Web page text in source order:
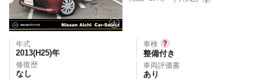
年式
2013(H25)年
修復歴
なし
車検
整備付き
車両評価書
あり